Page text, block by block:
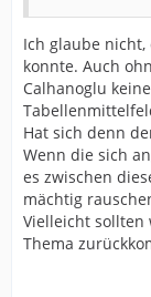
Ich glaube
konnte. Auch
Calhanoglu
Hat sich denn
Wenn die sich
es zwischen
mächtig
Vielleicht sollten
Thema